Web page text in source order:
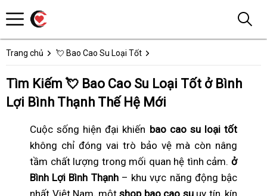
Trang chủ 💘 Bao Cao Su Loại Tốt
Tìm Kiếm 💘 Bao Cao Su Loại Tốt ở Bình
Lợi Bình Thạnh Thế Hệ Mới
Cuộc sống hiện đại khiến bao cao su loại tốt
không chỉ đóng vai trò bảo vệ mà còn nâng
tầm chất lượng trong mối quan hệ tình cảm. ở
Bình Lợi Bình Thạnh– khu vực năng động bậc
nhất Việt Nam, một shop bao cao suuy tín, kín